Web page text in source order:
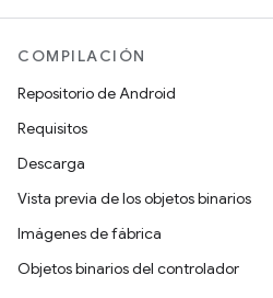
COMPILACIÓN
Repositorio de Android
Requisitos
Descarga
Vista previa de los objetos binarios
Imágenes de fábrica
Objetos binarios del controlador